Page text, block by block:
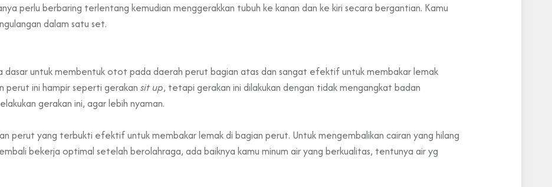
perlu berbaring terlentang kemudian menggerakkan tubuh ke kanan dan ke kiri secara bergantian. Kamu
dalam satu set.
dasar untuk membentuk otot pada daerah perut bagian atas dan sangat efektif untuk membakar lemak
perut ini hampir seperti gerakan sit up, tetapi gerakan ini dilakukan dengan tidak mengangkat badan
gerakan ini, agar lebih nyaman.
perut yang terbukti efektif untuk membakar lemak di bagian perut. Untuk mengembalikan cairan yang hilang
bekerja optimal setelah berolahraga, ada baiknya kamu minum airyang berkualitas, tentunya air yg